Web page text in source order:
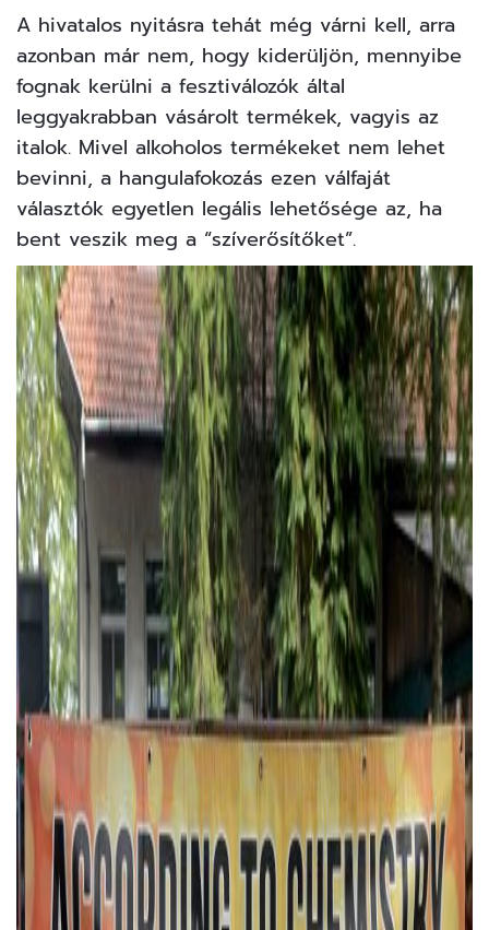
A hivatalos nyitásra tehát még várni kell, arra
azonban már nem, hogy kiderüljön, mennyibe
fognak kerülni a fesztiválozók által
leggyakrabban vásárolt termékek, vagyis az
italok. Mivel alkoholos termékeket nem lehet
bevinni, a hangulafokozás ezen válfaját
választók egyetlen legális lehetősége az, ha
bent veszik meg a “szíverősítőket”.